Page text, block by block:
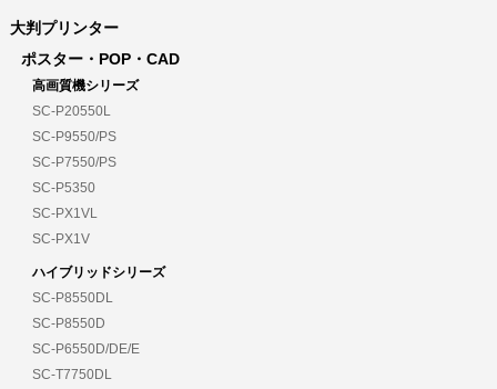
大判プリンター
ポスター・POP・CAD
高画質機シリーズ
SC-P20550L
SC-P9550/PS
SC-P7550/PS
SC-P5350
SC-PX1VL
SC-PX1V
ハイブリッドシリーズ
SC-P8550DL
SC-P8550D
SC-P6550D/DE/E
SC-T7750DL